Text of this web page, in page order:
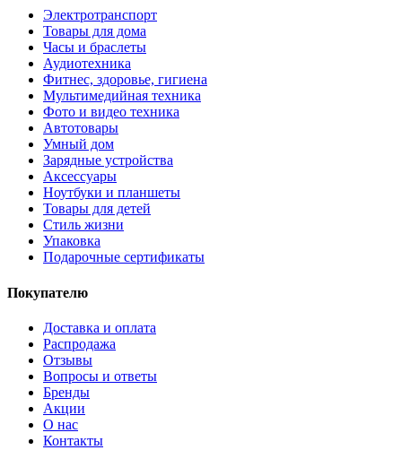
Электротранспорт
Товары для дома
Часы и браслеты
Аудиотехника
Фитнес, здоровье, гигиена
Мультимедийная техника
Фото и видео техника
Автотовары
Умный дом
Зарядные устройства
Аксессуары
Ноутбуки и планшеты
Товары для детей
Стиль жизни
Упаковка
Подарочные сертификаты
Покупателю
Доставка и оплата
Распродажа
Отзывы
Вопросы и ответы
Бренды
Акции
О нас
Контакты